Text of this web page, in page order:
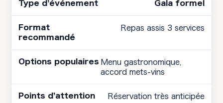
Gala formel
Repas assis 3 services
Menu gastronomique,
accord mets-vins
Réservation très anticipée